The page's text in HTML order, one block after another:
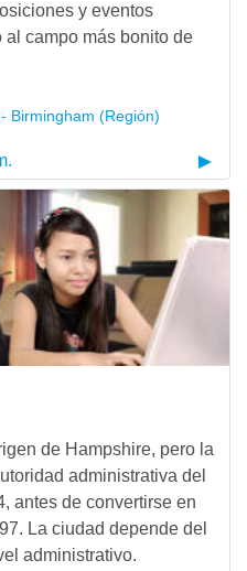
y eventos
campo más bonito de
Birmingham (Región)
de Hampshire, pero la
administrativa del
antes de convertirse en
La ciudad depende del
administrativo.